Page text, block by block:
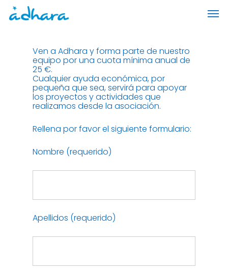
Skip
main
Ven a Adhara y forma parte de nuestro
equipo por una cuota mínima anual de
25 €.
Cualquier ayuda económica, por
pequeña que sea, servirá para apoyar
los proyectos y actividades que
realizamos desde la asociación.
Rellena por favor el siguiente formulario:
Nombre (requerido)
Apellidos (requerido)